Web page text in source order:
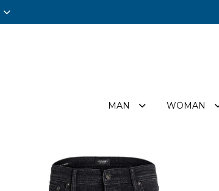
MAN WOMAN